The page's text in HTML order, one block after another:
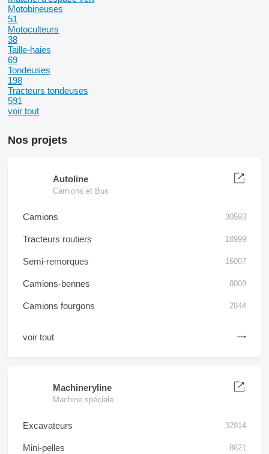
Motobineuses
51
Motoculteurs
38
Taille-haies
69
Tondeuses
198
Tracteurs tondeuses
591
voir tout
Nos projets
Autoline
Camions et Bus
Camions 30593
Tracteurs routiers 18999
Semi-remorques 16007
Camions-bennes 8008
Camions fourgons 2844
voir tout
Machineryline
Machine spéciale
Excavateurs 32914
Mini-pelles 8621